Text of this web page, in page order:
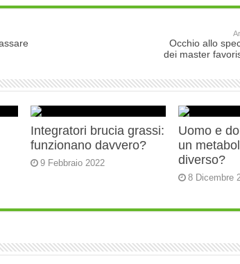
Occhio allo
dei master
Integratori brucia grassi:
funzionano davvero?
9 Febbraio 2022
Uomo e
un
diverso?
8 Dicembre